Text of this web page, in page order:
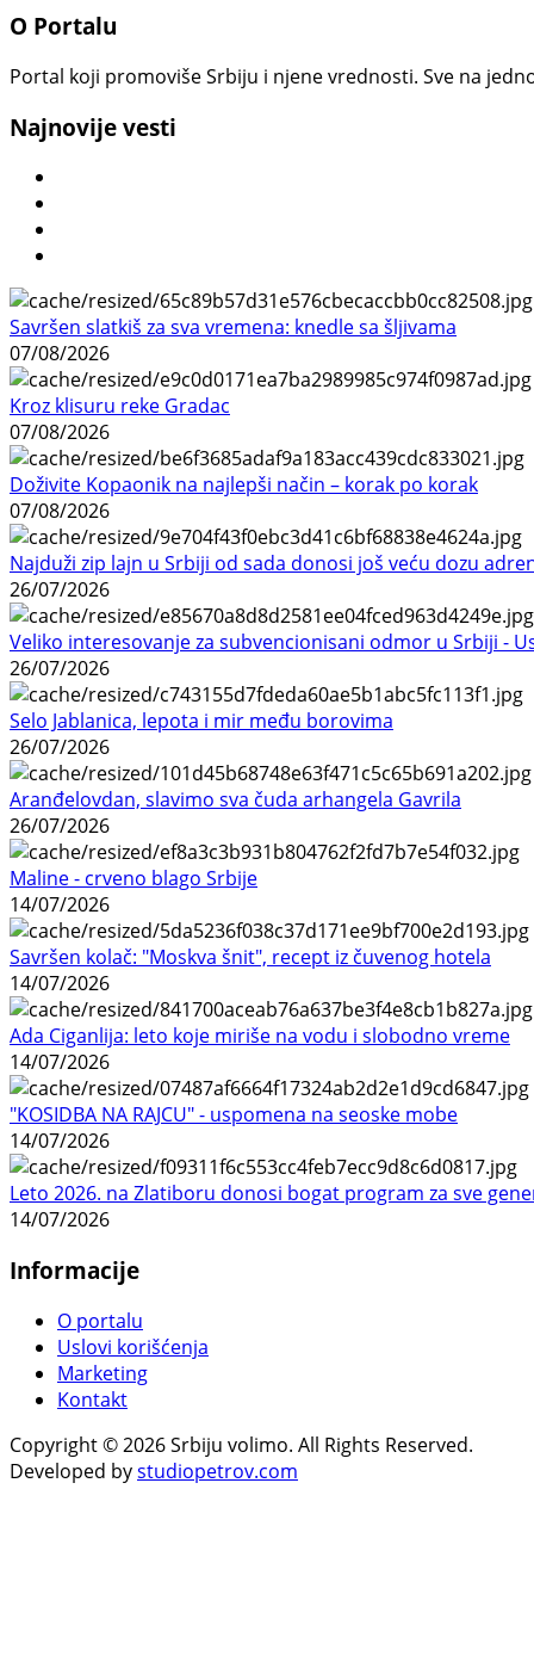
O Portalu
Portal koji promoviše Srbiju i njene vrednosti. Sve na
Najnovije vesti
Savršen slatkiš za sva vremena: knedle sa šljivama
07/08/2026
Kroz klisuru reke Gradac
07/08/2026
Doživite Kopaonik na najlepši način – korak po korak
07/08/2026
Najduži zip lajn u Srbiji od sada donosi još veću dozu
26/07/2026
Veliko interesovanje za subvencionisani odmor u Srbiji -
26/07/2026
Selo Jablanica, lepota i mir među borovima
26/07/2026
Aranđelovdan, slavimo sva čuda arhangela Gavrila
26/07/2026
Maline - crveno blago Srbije
14/07/2026
Savršen kolač: "Moskva šnit", recept iz čuvenog hotela
14/07/2026
Ada Ciganlija: leto koje miriše na vodu i slobodno vreme
14/07/2026
"KOSIDBA NA RAJCU" - uspomena na seoske mobe
14/07/2026
Leto 2026. na Zlatiboru donosi bogat program za sve
14/07/2026
Informacije
O portalu
Uslovi korišćenja
Marketing
Kontakt
Copyright © 2026 Srbiju volimo. All Rights Reserved.
Developed bystudiopetrov.com